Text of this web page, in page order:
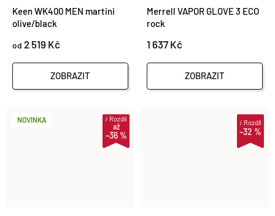
Keen WK400 MEN martini
olive/black
od 2 519 Kč
ZOBRAZIT
Merrell VAPOR GLOVE 3 ECO
rock
1 637 Kč
ZOBRAZIT
NOVINKA
až
–36 %
iRozdíl
–32 %
iRozdíl